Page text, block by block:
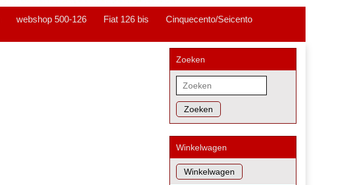
webshop 500-126 Fiat 126 bis
Cinquecento/Seicento
Zoeken
Zoeken
Winkelwagen